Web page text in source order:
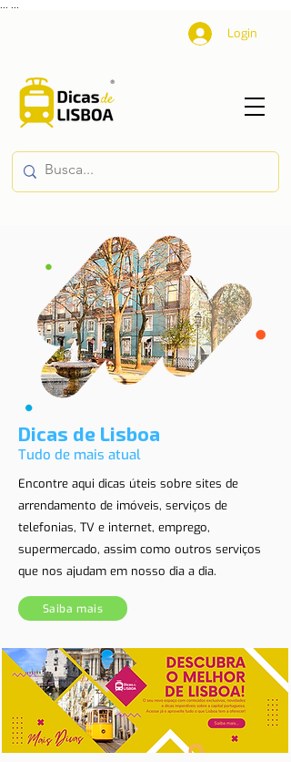
Login
Dicas de Lisboa
Tudo de mais atual
Encontre aqui dicas úteis sobre sites de
arrendamento de imóveis, serviços de
telefonias, TV e internet, emprego,
supermercado, assim como outros serviços
que nos ajudam em nosso dia a dia.
Saiba mais